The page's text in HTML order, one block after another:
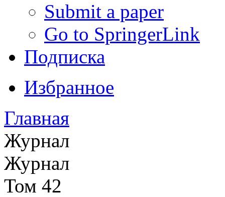
Submit a paper
Go to SpringerLink
Подписка
Избранное
Главная
Журнал
Журнал
Том 42